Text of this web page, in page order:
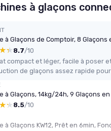
à glaçons
8.7/10
compact et léger, facile à poser
8.5/10